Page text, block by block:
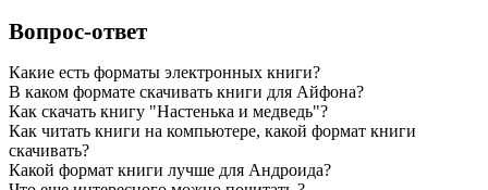
Вопрос-ответ
Какие есть форматы электронных книги?
В каком формате скачивать книги для Айфона?
Как скачать книгу "Настенька и медведь"?
Как читать книги на компьютере, какой формат книги
скачивать?
Какой формат книги лучше для Андроида?